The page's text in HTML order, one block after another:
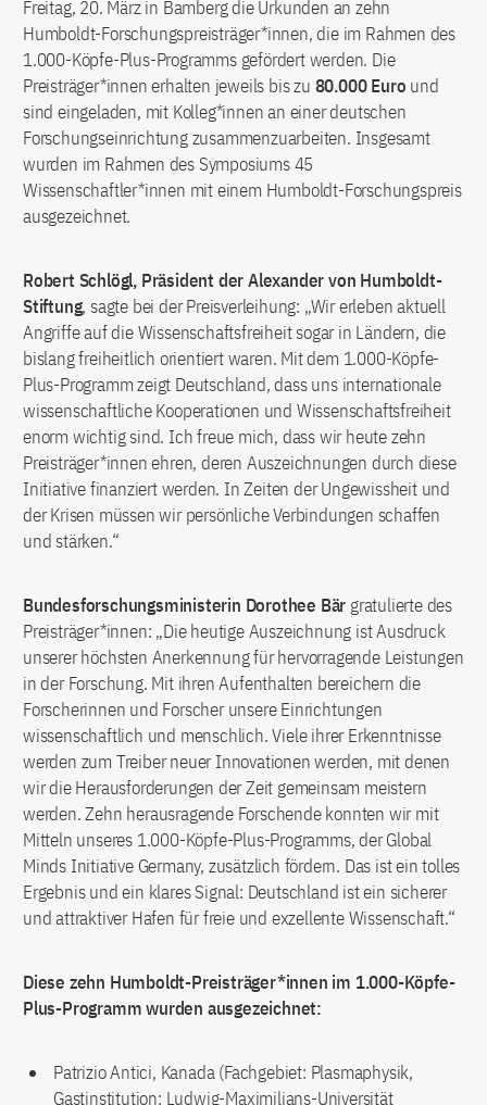
Freitag, 20. März in Bamberg die Urkunden an zehn
Humboldt-Forschungspreisträger*innen, die im Rahmen des
1.000-Köpfe-Plus-Programms gefördert werden. Die
Preisträger*innen erhalten jeweils bis zu 80.000 Euro und
sind eingeladen, mit Kolleg*innen an einer deutschen
Forschungseinrichtung zusammenzuarbeiten. Insgesamt
wurden im Rahmen des Symposiums 45
Wissenschaftler*innen mit einem Humboldt-Forschungspreis
ausgezeichnet.
Robert Schlögl, Präsident der Alexander von Humboldt-
Stiftung, sagte bei der Preisverleihung: „Wir erleben aktuell
Angriffe auf die Wissenschaftsfreiheit sogar in Ländern, die
bislang freiheitlich orientiert waren. Mit dem 1.000-Köpfe-
Plus-Programm zeigt Deutschland, dass uns internationale
wissenschaftliche Kooperationen und Wissenschaftsfreiheit
enorm wichtig sind. Ich freue mich, dass wir heute zehn
Preisträger*innen ehren, deren Auszeichnungen durch diese
Initiative finanziert werden. In Zeiten der Ungewissheit und
der Krisen müssen wir persönliche Verbindungen schaffen
und stärken.“
Bundesforschungsministerin Dorothee Bär gratulierte des
Preisträger*innen: „Die heutige Auszeichnung ist Ausdruck
unserer höchsten Anerkennung für hervorragende Leistungen
in der Forschung. Mit ihren Aufenthalten bereichern die
Forscherinnen und Forscher unsere Einrichtungen
wissenschaftlich und menschlich. Viele ihrer Erkenntnisse
werden zum Treiber neuer Innovationen werden, mit denen
wir die Herausforderungen der Zeit gemeinsam meistern
werden. Zehn herausragende Forschende konnten wir mit
Mitteln unseres 1.000-Köpfe-Plus-Programms, der Global
Minds Initiative Germany, zusätzlich fördern. Das ist ein tolles
Ergebnis und ein klares Signal: Deutschland ist ein sicherer
und attraktiver Hafen für freie und exzellente Wissenschaft.“
Diese zehn Humboldt-Preisträger*innen im 1.000-Köpfe-
Plus-Programm wurden ausgezeichnet:
Patrizio Antici, Kanada (Fachgebiet: Plasmaphysik,
Gastinstitution: Ludwig-Maximilians-Universität